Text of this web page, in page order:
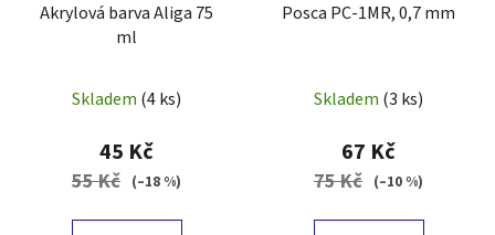
Akrylová barva Aliga 75
ml
Skladem (4 ks)
45 Kč
55 Kč (–18 %)
Posca PC-1MR, 0,7 mm
Skladem (3 ks)
67 Kč
75 Kč (–10 %)